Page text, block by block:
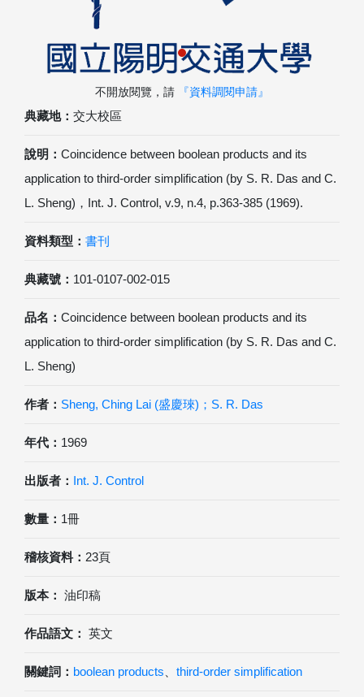
典藏地： 交大校區
說明： Coincidence between boolean products and its
application to third-order simplification (by S. R. Das and C.
L. Sheng)，Int. J. Control, v.9, n.4, p.363-385 (1969).
資料類型： 書刊
典藏號： 101-0107-002-015
品名： Coincidence between boolean products and its
application to third-order simplification (by S. R. Das and C.
L. Sheng)
作者： Sheng, Ching Lai (盛慶琜)；S. R. Das
年代： 1969
出版者： Int. J. Control
數量： 1冊
稽核資料： 23頁
版本： 油印稿
作品語文： 英文
關鍵詞： boolean products third-order simplification
不開放閱覽，請 『資料調閱申請』